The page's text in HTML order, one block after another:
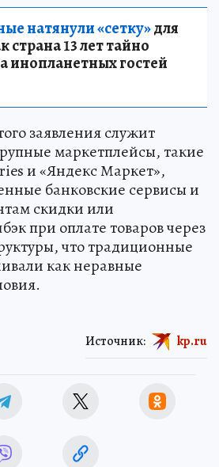
натянули «сетку»для
13 лет тайно
инопланетных гостей
заявления служит
маркетплейсы, такие
и «Яндекс Маркет»,
банковские сервисы и
скидки или
при оплате товаров через
что традиционные
как неравные
Источник: kp.ru